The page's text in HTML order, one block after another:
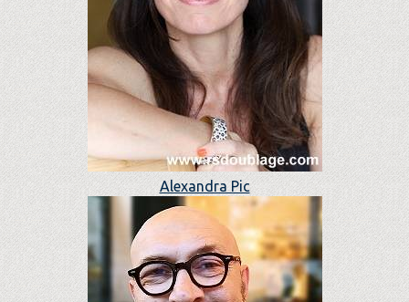
Alexandra Pic